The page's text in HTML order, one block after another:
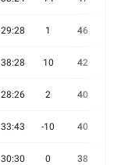
29:28 1 46
38:28 10 42
28:26 2 40
33:43 -10 40
30:30 0 38